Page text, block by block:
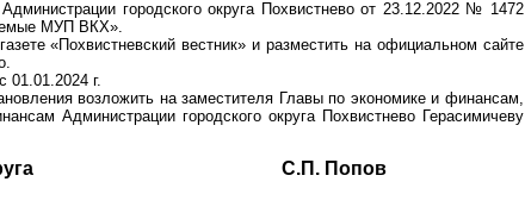
городского округа Похвистнево от 23.12.2022 № 1472
МУП ВКХ».
«Похвистневский вестник» и разместить на официальном сайте
01.01.2024 г.
возложить на заместителя Главы по экономике и финансам,
Администрации городского округа Похвистнево Герасимичеву
округа С.П. Попов